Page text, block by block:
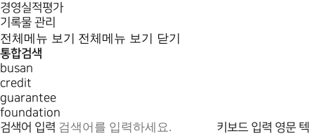
경영실적평가
기록물 관리
전체메뉴 보기 전체메뉴 보기 닫기
통합검색
busan
credit
guarantee
foundation
검색어 입력
키보드 입력 영문 텍